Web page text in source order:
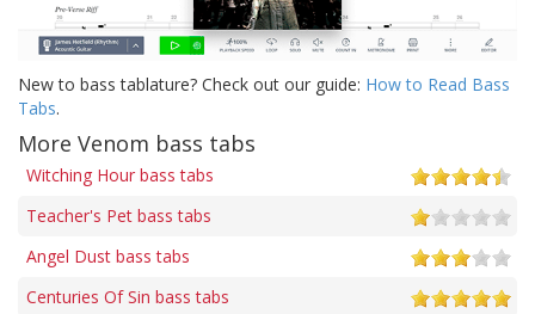
New to bass tablature? Check out our guide: How to Read Bass
Tabs.
More Venom bass tabs
Witching Hour bass tabs
Teacher's Pet bass tabs
Angel Dust bass tabs
Centuries Of Sin bass tabs